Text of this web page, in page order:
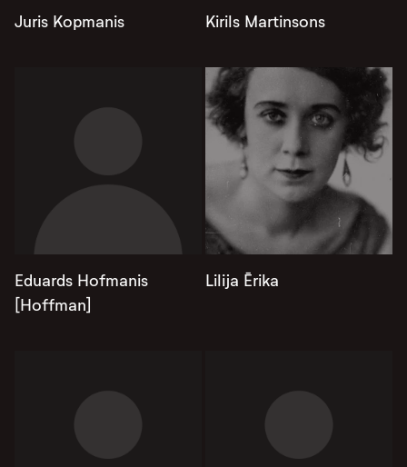
Juris Kopmanis Kirils Martinsons
Eduards Hofmanis
[Hoffman]
Lilija Ērika